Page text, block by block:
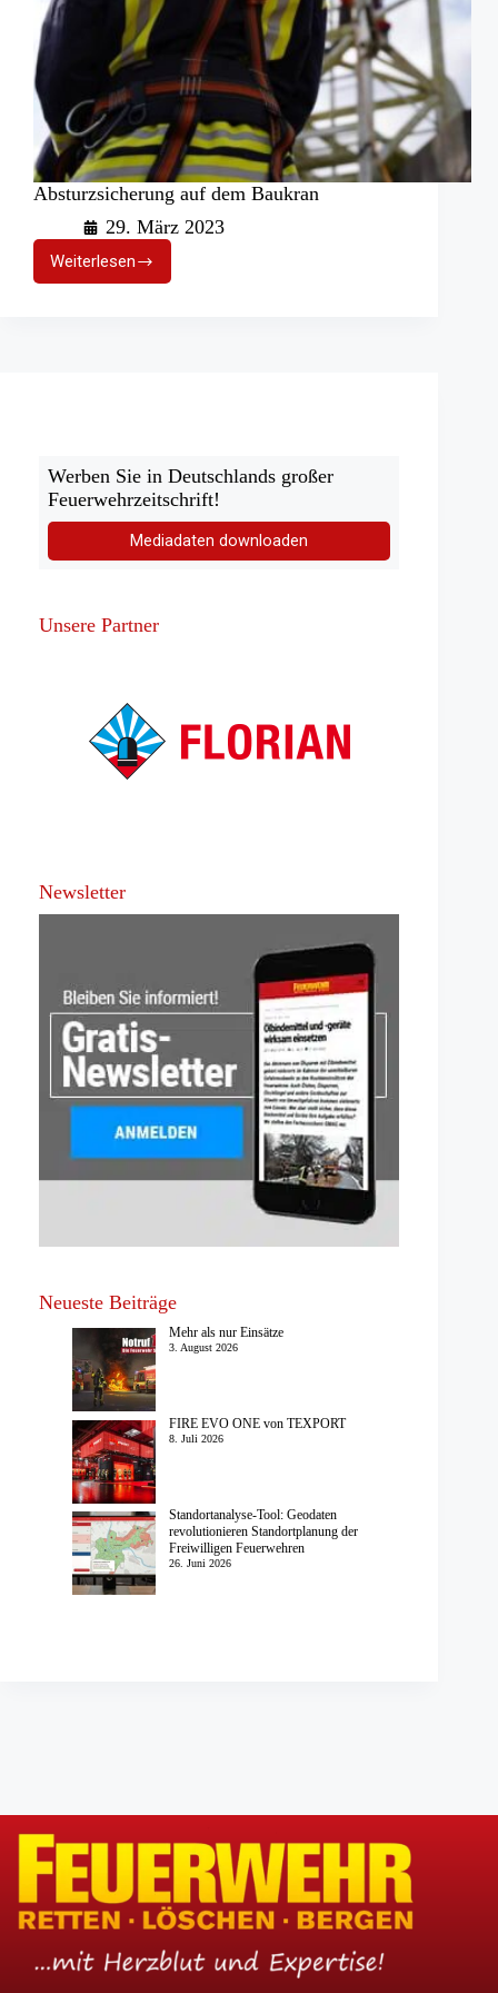
Absturzsicherung auf dem Baukran
29. März 2023
WeiterlesenAbsturzsicherung
auf
Werben Sie in Deutschlands großer
Feuerwehrzeitschrift!
Mediadaten downloaden
Unsere Partner
Newsletter
Neueste Beiträge
Mehr als nur Einsätze
3. August 2026
FIRE EVO ONE von TEXPORT
8. Juli 2026
Standortanalyse-Tool: Geodaten
revolutionieren Standortplanung der
Freiwilligen Feuerwehren
26. Juni 2026